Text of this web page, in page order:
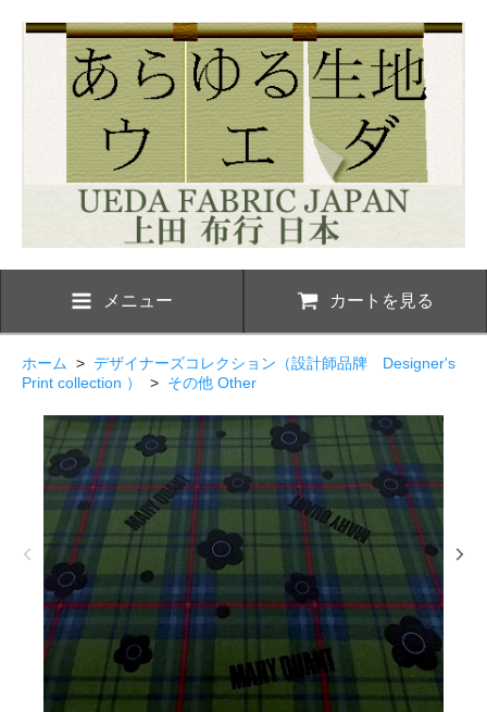
メニュー カートを見る
ホーム > デザイナーズコレクション（設計師品牌 Designer's
Print collection ）
> その他 Other